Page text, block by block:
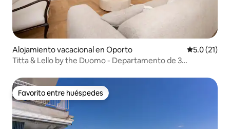
Alojamiento vacacional en Oporto Calificación
5.0 (21)
Titta & Lello by the Duomo - Departamento de 3
Favorito entre huéspedes
Favorito entre huéspedes